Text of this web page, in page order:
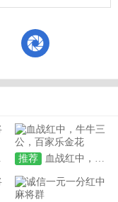
推荐 血战红中，牛牛三公，百家乐金花